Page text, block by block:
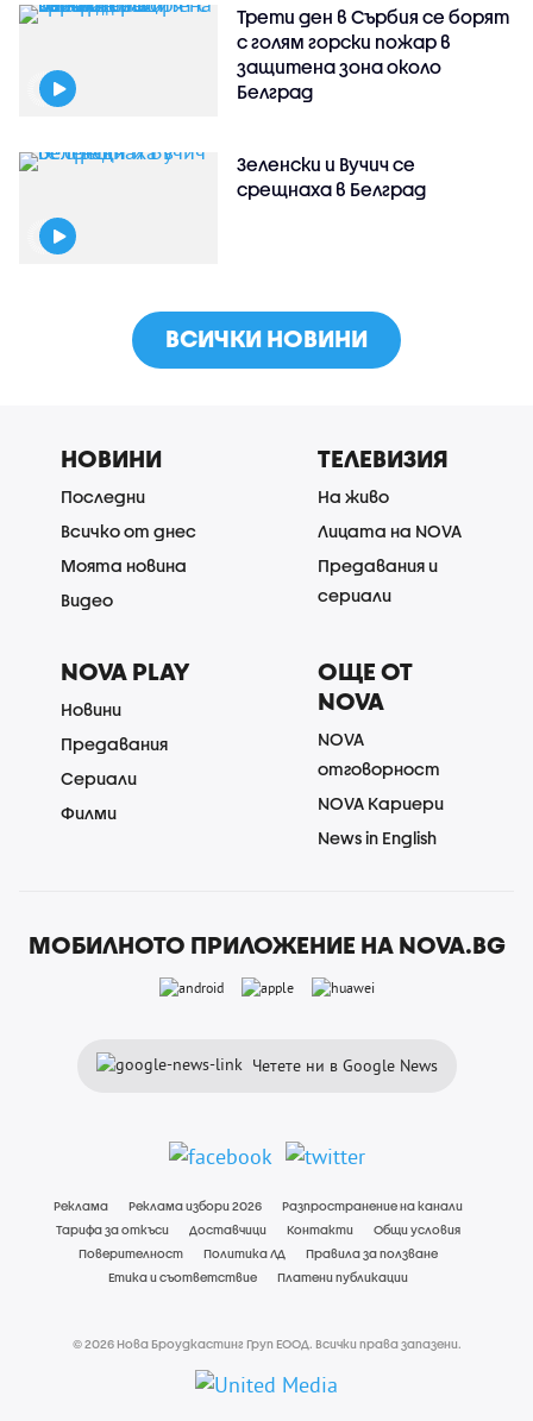
Трети ден в Сърбия се борят
с голям горски пожар в
защитена зона около
Белград
Зеленски и Вучич се
срещнаха в Белград
ВСИЧКИ НОВИНИ
НОВИНИ
Последни
Всичко от днес
Моята новина
Видео
ТЕЛЕВИЗИЯ
На живо
Лицата на NOVA
Предавания и
сериали
NOVA PLAY
Новини
Предавания
Сериали
Филми
ОЩЕ ОТ
NOVA
NOVA
отговорност
NOVA Кариери
News in English
МОБИЛНОТО ПРИЛОЖЕНИЕ НА NOVA.BG
Четете ни в Google News
Реклама Реклама избори 2026
Разпространение на канали
Тарифа за откъси
Доставчици Контакти
Общи условия
Поверителност
Политика ЛД
Правила за ползване
Етика и съответствие
Платени публикации
© 2026 Нова Броудкастинг Груп ЕООД. Всички права запазени.